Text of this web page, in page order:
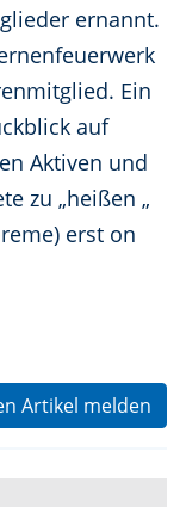
ernannt.
Ein
auf
Aktiven und
zu „heißen „
erst on
Artikel melden